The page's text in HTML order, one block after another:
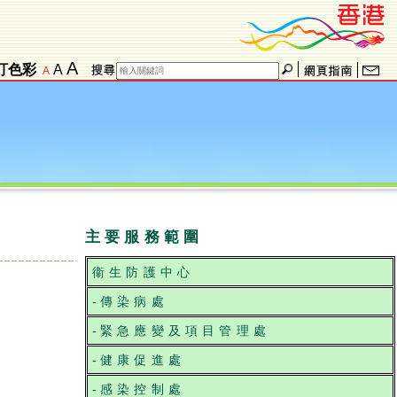
色彩 A A A
主要服務範圍
衞生防護中心
- 傳染病處
- 緊急應變及項目管理處
- 健康促進處
- 感染控制處